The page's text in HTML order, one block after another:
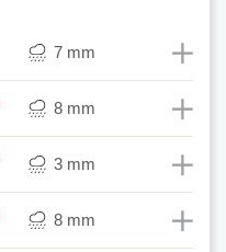
7 mm
8 mm
3 mm
8 mm